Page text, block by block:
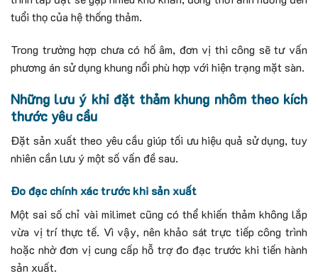
tuổi thọ của hệ thống thảm.
Trong trường hợp chưa có hố âm, đơn vị thi công sẽ tư vấn
phương án sử dụng khung nổi phù hợp với hiện trạng mặt sàn.
Những lưu ý khi đặt thảm khung nhôm theo kích
thước yêu cầu
Đặt sản xuất theo yêu cầu giúp tối ưu hiệu quả sử dụng, tuy
nhiên cần lưu ý một số vấn đề sau.
Đo đạc chính xác trước khi sản xuất
Một sai số chỉ vài milimet cũng có thể khiến thảm không lắp
vừa vị trí thực tế. Vì vậy, nên khảo sát trực tiếp công trình
hoặc nhờ đơn vị cung cấp hỗ trợ đo đạc trước khi tiến hành
sản xuất.